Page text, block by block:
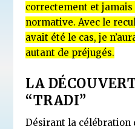
correctement et jamais
normative. Avec le
avait été le cas, je
autant de préjugés.
LA
“TRADI”
Désirant la célébration